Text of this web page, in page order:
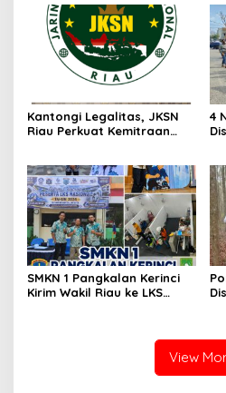
Kantongi Legalitas, JKSN
Riau Perkuat Kemitraan
4
SMKN 1 Pangkalan Kerinci
Kirim Wakil Riau ke LKS
View